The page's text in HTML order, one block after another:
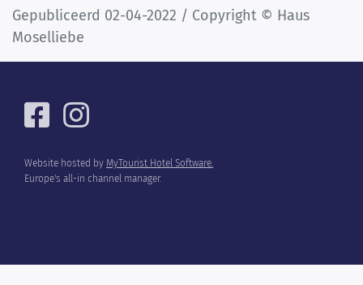
Gepubliceerd 02-04-2022 / Copyright © Haus
Moselliebe
Website hosted by MyTourist Hotel Software.
Europe's all-in channel manager.